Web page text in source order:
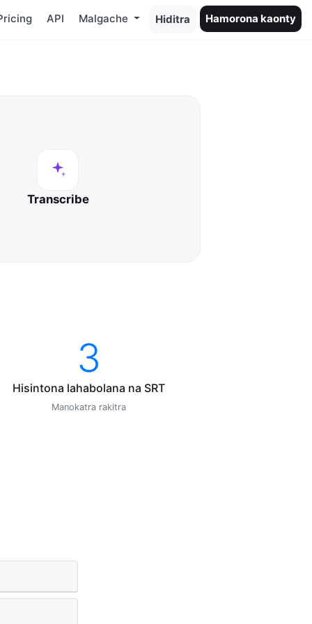
API Malgache Hiditra Hamorona kaonty
Transcribe
3
Hisintona lahabolana na SRT
Manokatra rakitra